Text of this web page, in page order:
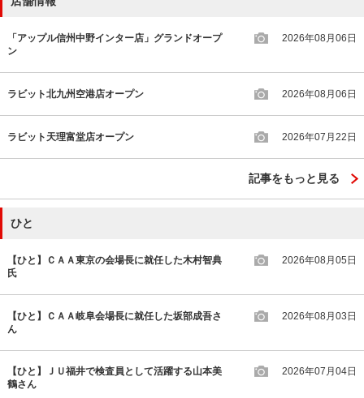
「アップル信州中野インター店」グランドオープ
ン
2026年08月06日
ラビット北九州空港店オープン 2026年08月06日
ラビット天理富堂店オープン 2026年07月22日
記事をもっと見る
ひと
【ひと】ＣＡＡ東京の会場長に就任した木村智典
氏
2026年08月05日
【ひと】ＣＡＡ岐阜会場長に就任した坂部成吾さ
ん
2026年08月03日
【ひと】ＪＵ福井で検査員として活躍する山本美
鶴さん
2026年07月04日